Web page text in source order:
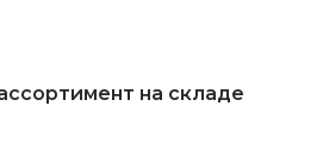
на складе